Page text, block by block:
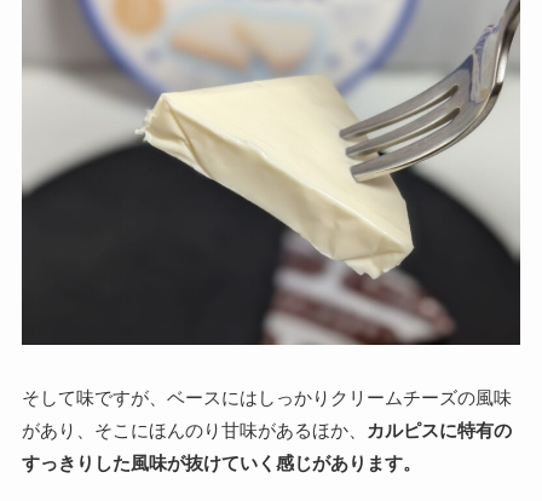
そして味ですが、ベースにはしっかりクリームチーズの風味
があり、そこにほんのり甘味があるほか、
カルピスに特有の
すっきりした風味が抜けていく感じがあります。